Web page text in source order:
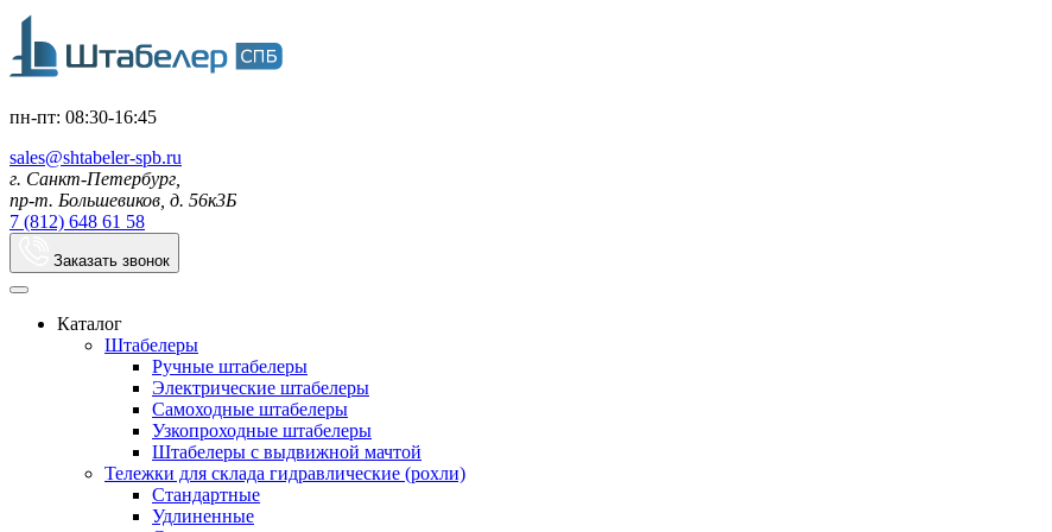
пн-пт: 08:30-16:45
sales@shtabeler-spb.ru
г. Санкт-Петербург,
пр-т. Большевиков, д. 56к3Б
7 (812) 648 61 58
Заказать звонок
Каталог
Штабелеры
Ручные штабелеры
Электрические штабелеры
Самоходные штабелеры
Узкопроходные штабелеры
Штабелеры с выдвижной мачтой
Тележки для склада гидравлические (рохли)
Стандартные
Удлиненные